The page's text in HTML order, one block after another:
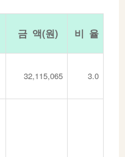
금 액(원) 비 율
32,115,065 3.0